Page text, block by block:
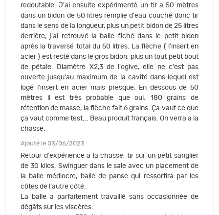
redoutable. J'ai ensuite expérimenté un tir a 50 mètres
dans un bidon de 50 litres remplie d'eau couché donc tir
dans le sens de la longueur, plus un petit bidon de 25 litres
derrière, j'ai retrouvé la balle fiché dans le petit bidon
après la traversé total du 50 litres. La flèche ( l'insert en
acier ) est resté dans le gros bidon, plus un tout petit bout
de pétale. Diamètre X2,3 de l'ogive, elle ne c'est pas
ouverte jusqu'au maximum de la cavité dans lequel est
logé l'insert en acier mais presque. En dessous de 50
mètres il est très probable que oui. 180 grains de
rétention de masse, la flèche fait 6 grains. Ça vaut ce que
ça vaut comme test... Beau produit français. On verra a la
chasse.
Ajouté le 03/06/2023 :
Retour d'expérience a la chasse, tir sur un petit sanglier
de 30 kilos. Swinguer dans le sale avec un placement de
la balle médiocre, balle de panse qui ressortira par les
côtes de l'autre côté.
La balle a parfaitement travaillé sans occasionnée de
dégâts sur les viscères.